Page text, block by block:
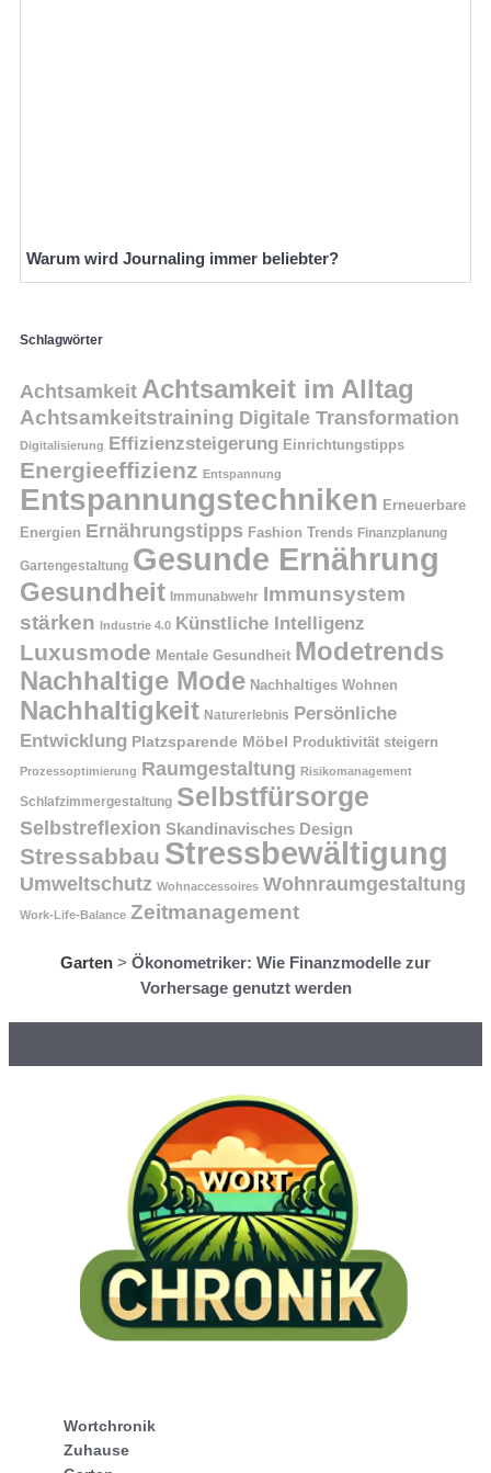
Warum wird Journaling immer beliebter?
Schlagwörter
Achtsamkeit Achtsamkeit im Alltag
Achtsamkeitstraining Digitale Transformation
Digitalisierung Effizienzsteigerung Einrichtungstipps
Energieeffizienz Entspannung
Entspannungstechniken Erneuerbare
Energien Ernährungstipps Fashion Trends Finanzplanung
Gartengestaltung Gesunde Ernährung
Gesundheit Immunabwehr Immunsystem
stärken Industrie 4.0 Künstliche Intelligenz
Luxusmode Mentale Gesundheit Modetrends
Nachhaltige Mode Nachhaltiges Wohnen
Nachhaltigkeit Naturerlebnis Persönliche
Entwicklung Platzsparende Möbel Produktivität steigern
Prozessoptimierung Raumgestaltung Risikomanagement
Schlafzimmergestaltung Selbstfürsorge
Selbstreflexion Skandinavisches Design
Stressabbau Stressbewältigung
Umweltschutz Wohnaccessoires Wohnraumgestaltung
Work-Life-Balance Zeitmanagement
Garten > Ökonometriker: Wie Finanzmodelle zur
Vorhersage genutzt werden
Wortchronik
Zuhause